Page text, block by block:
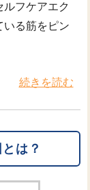
フケアエク
いる筋をピン
続きを読む
は？